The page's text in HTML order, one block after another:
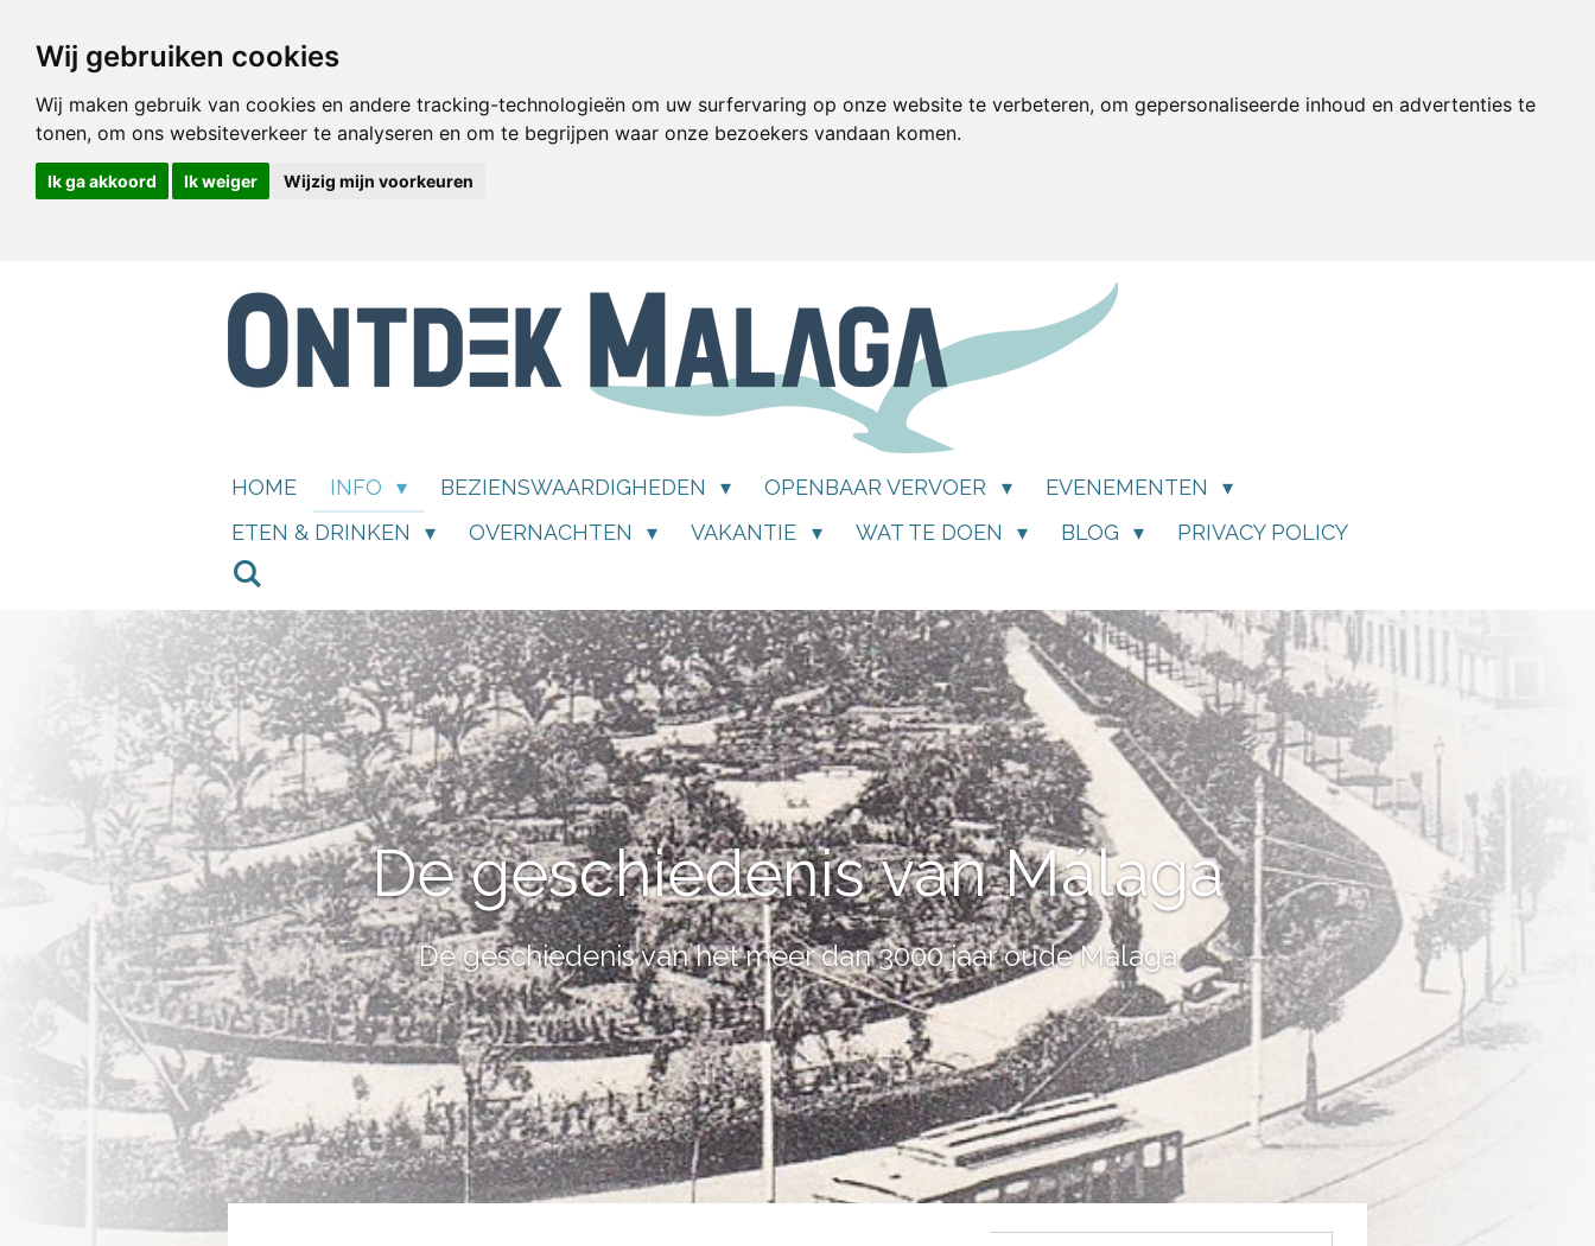
Wij gebruiken cookies
Wij maken gebruik van cookies en andere tracking-technologieën om uw surfervaring op onze website te verbeteren, om gepersonaliseerde inhoud en advertenties te
tonen, om ons websiteverkeer te analyseren en om te begrijpen waar onze bezoekers vandaan komen.
Ik ga akkoord Ik weiger Wijzig mijn voorkeuren
direct
HOME INFO BEZIENSWAARDIGHEDEN OPENBAAR VERVOER
EVENEMENTEN
ETEN & DRINKEN
OVERNACHTEN VAKANTIE WAT TE DOEN BLOG PRIVACY POLICY
De geschiedenis van Málaga
De geschiedenis van het meer dan 3000 jaar oude Málaga